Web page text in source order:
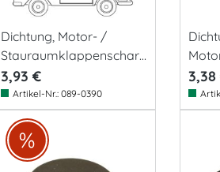
Dichtung, Motor- /
Stauraumklappenscharn
ier
3,93 €
Artikel-Nr.: 089-0390
Griff)
3,38